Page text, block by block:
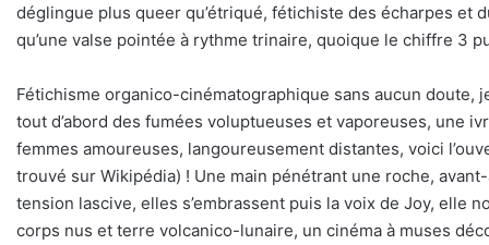
déglingue plus queer qu’étriqué, fétichiste des écharpes et
qu’une valse pointée à rythme trinaire, quoique le chiffre 3
Fétichisme organico-cinématographique sans aucun
tout d’abord des fumées voluptueuses et vaporeuses, une
femmes amoureuses, langoureusement distantes, voici
trouvé sur Wikipédia) ! Une main pénétrant une roche,
tension lascive, elles s’embrassent puis la voix de Joy, elle
corps nus et terre volcanico-lunaire, un cinéma à muses